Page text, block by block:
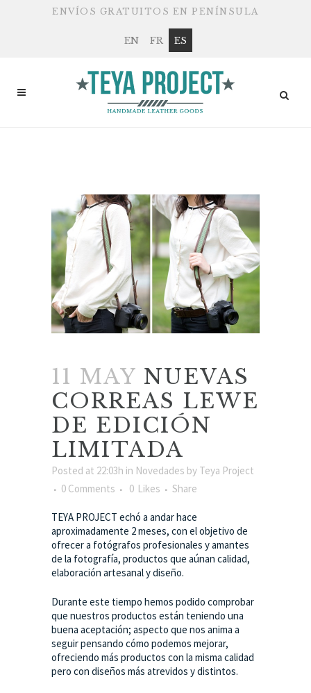
ENVÍOS GRATUITOS EN PENÍNSULA
EN FR ES
11 MAY NUEVAS
CORREAS LEWE
DE EDICIÓN
LIMITADA
Posted at 22:03h in Novedades by Teya Project
0 Comments
0 Likes Share
TEYA PROJECT echó a andar hace
aproximadamente 2 meses, con el objetivo de
ofrecer a fotógrafos profesionales y amantes
de la fotografía, productos que aúnan calidad,
elaboración artesanal y diseño.
Durante este tiempo hemos podido comprobar
que nuestros productos están teniendo una
buena aceptación; aspecto que nos anima a
seguir pensando cómo podemos mejorar,
ofreciendo más productos con la misma calidad
pero con diseños más atrevidos y distintos.